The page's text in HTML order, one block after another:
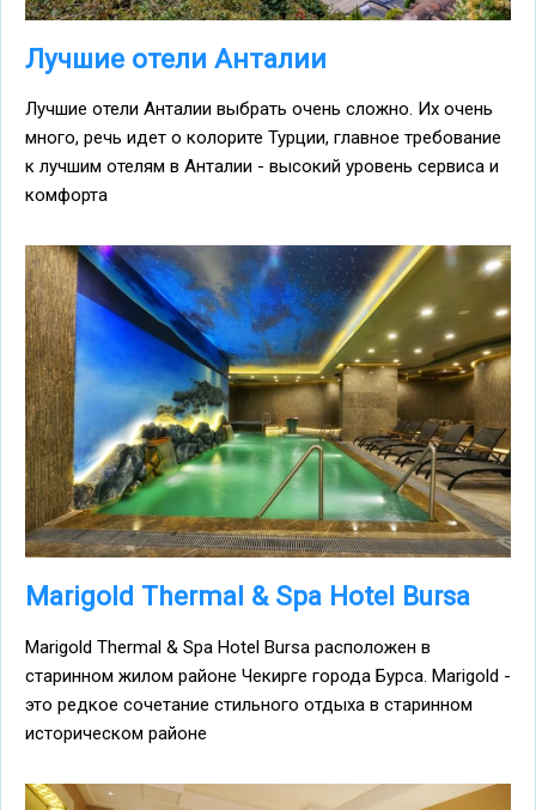
Лучшие отели Анталии
Лучшие отели Анталии выбрать очень сложно. Их очень
много, речь идет о колорите Турции, главное требование
к лучшим отелям в Анталии - высокий уровень сервиса и
комфорта
Marigold Thermal & Spa Hotel Bursa
Marigold Thermal & Spa Hotel Bursa расположен в
старинном жилом районе Чекирге города Бурса. Marigold -
это редкое сочетание стильного отдыха в старинном
историческом районе